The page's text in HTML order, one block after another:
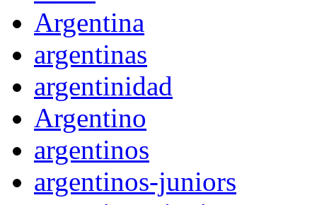
Argentina
argentinas
argentinidad
Argentino
argentinos
argentinos-juniors